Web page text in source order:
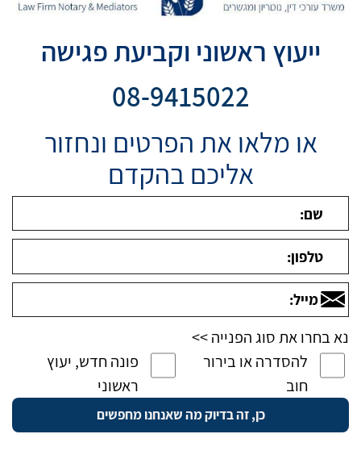
ייעוץ ראשוני וקביעת פגישה
08-9415022
או מלאו את הפרטים ונחזור
אליכם בהקדם
נא בחרו את סוג הפנייה >>
להסדרה או בירור
חוב
פונה חדש, יעוץ
ראשוני